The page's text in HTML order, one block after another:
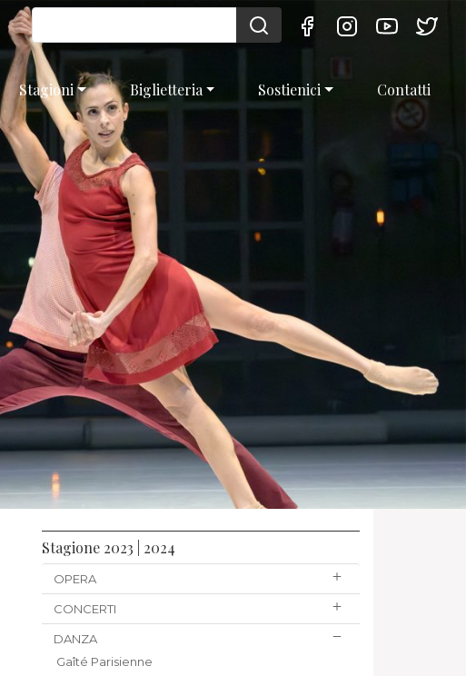
Stagioni Biglietteria Sostienici Contatti
Stagione 2023 | 2024
OPERA
CONCERTI
DANZA
Gaîté Parisienne